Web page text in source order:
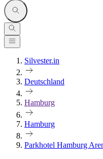
Silvester.in
Deutschland
Hamburg
Hamburg
Parkhotel Hamburg